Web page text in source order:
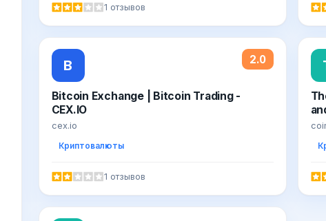
1 отзывов
B 2.0
Bitcoin Exchange | Bitcoin Trading -
CEX.IO
cex.io
Криптовалюты
1 отзывов